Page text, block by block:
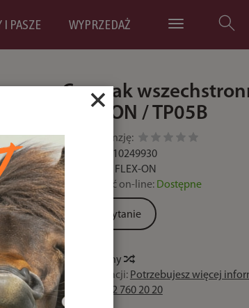
×
I PASZE WYPRZEDAŻ
Czaprak
FLEX-ON / TP05B
Dodaj recenzję:
Kod:
2000010249930
Producent:
FLEX-ON
Dostępność on-line: Dostępne
Zadaj pytanie
Historia ceny
Czas realizacji: Potrzebujesz więcej
zadzwoń 32 760 20 20